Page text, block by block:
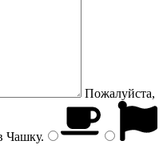
Пожалуйста,
Чашку.